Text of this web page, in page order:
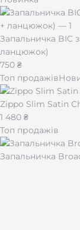
Запальничка BIC
ланцюжок)
750 ₴
Топ продажів
Zippo Slim Satin
1 480 ₴
Топ продажів
Запальничка